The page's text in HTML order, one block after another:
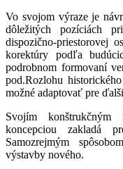
Vo svojom výraze je
dôležitých pozíciách
dispozično-priestorovej
korektúry podľa
podrobnom formovaní
pod.Rozlohu
možné adaptovať pre
Svojím konštrukčným
koncepciou zakladá
Samozrejmým
výstavby nového.